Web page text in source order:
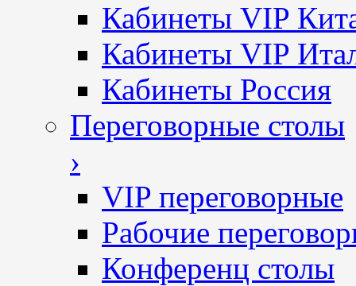
Кабинеты VIP
Кабинеты VIP
Кабинеты Россия
Переговорные столы
›
VIP переговорные
Рабочие
Конференц столы